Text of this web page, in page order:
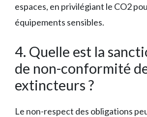
espaces, en privilégiant le CO2
équipements sensibles.
4. Quelle est la
de non-conformité
extincteurs ?
Le non-respect des obligations